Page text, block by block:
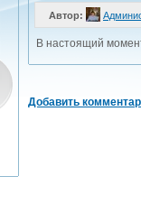
Автор:
В настоящий
Добавить